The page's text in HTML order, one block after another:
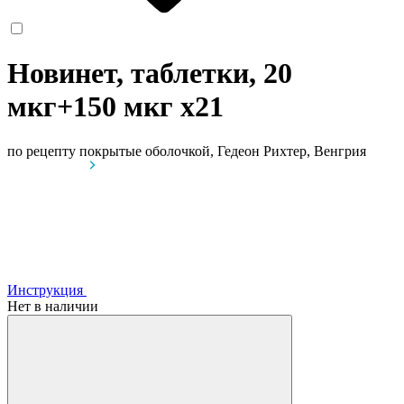
Новинет, таблетки, 20
мкг+150 мкг x21
по рецепту покрытые оболочкой, Гедеон Рихтер, Венгрия
Инструкция
Нет в наличии